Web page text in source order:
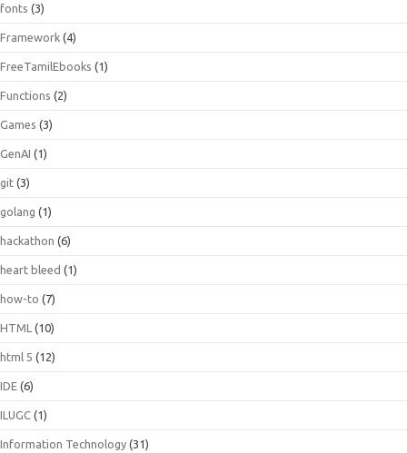
fonts (3)
Framework (4)
FreeTamilEbooks (1)
Functions (2)
Games (3)
GenAI (1)
git (3)
golang (1)
hackathon (6)
heart bleed (1)
how-to (7)
HTML (10)
html 5 (12)
IDE (6)
ILUGC (1)
Information Technology (31)